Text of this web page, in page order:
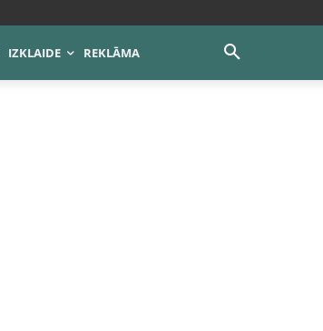
IZKLAIDE REKLĀMA